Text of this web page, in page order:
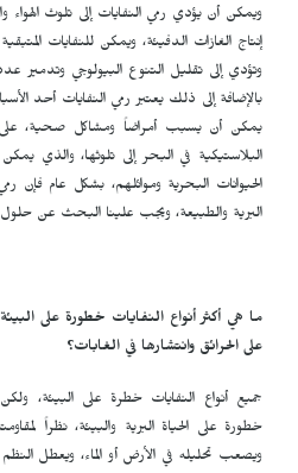
ويمكن أن يؤدي رمي النفايات إلى تلوث الهواء
إنتاج الغازات الدفيئة، ويمكن للنفايات
وتؤدي إلى تقليل التنوع البيولوجي وتدمير عدد
بالإضافة إلى ذلك يعتبر رمي النفايات أحد
يمكن أن يسبب أمراضاً ومشاكل صحية، على
البلاستيكية في البحر إلى تلوثها، والذي
الحيوانات البحرية وموائلهم، بشكل عام فإن
البرية والطبيعة، ويجب علينا البحث عن حلول
ما هي أكثر أنواع النفايات خطورة على
على الحرائق وانتشارها في الغابات؟
جميع أنواع النفايات خطرة على البيئة، ولكن
خطورة على الحياة البرية والبيئة، نظراً
ويصعب تحليله في الأرض أو الماء، ويعطل النظم